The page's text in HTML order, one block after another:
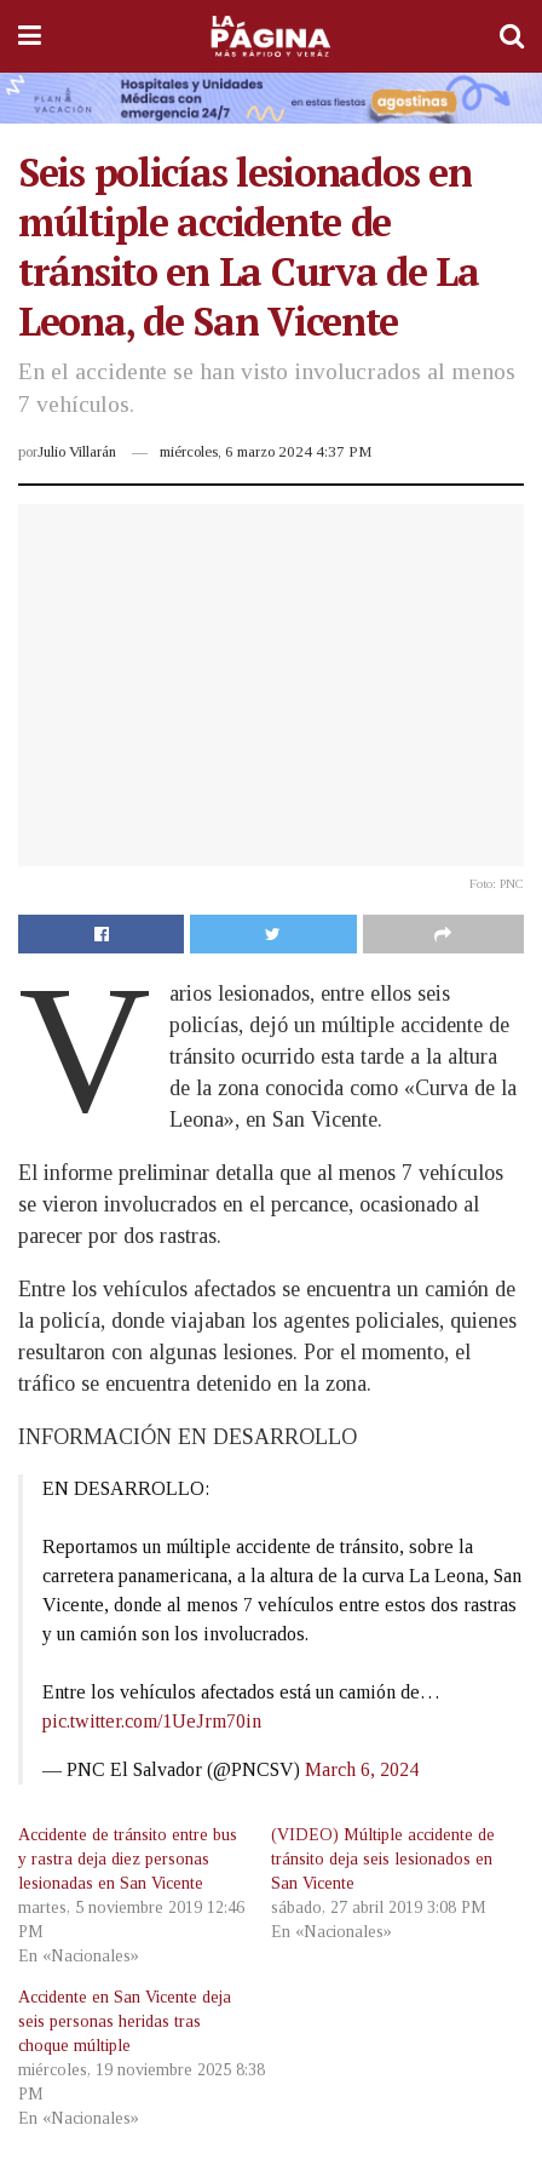
Seis policías lesionados en
múltiple accidente de
tránsito en La Curva de La
Leona, de San Vicente
En el accidente se han visto involucrados al menos
7 vehículos.
porJulio Villarán miércoles, 6 marzo 2024 4:37 PM
Foto: PNC
V
arios lesionados, entre ellos seis
policías, dejó un múltiple accidente de
tránsito ocurrido esta tarde a la altura
de la zona conocida como «Curva de la
Leona», en San Vicente.
El informe preliminar detalla que al menos 7 vehículos
se vieron involucrados en el percance, ocasionado al
parecer por dos rastras.
Entre los vehículos afectados se encuentra un camión de
la policía, donde viajaban los agentes policiales, quienes
resultaron con algunas lesiones. Por el momento, el
tráfico se encuentra detenido en la zona.
INFORMACIÓN EN DESARROLLO
EN DESARROLLO:
Reportamos un múltiple accidente de tránsito, sobre la
carretera panamericana, a la altura de la curva La Leona, San
Vicente, donde al menos 7 vehículos entre estos dos rastras
y un camión son los involucrados.
Entre los vehículos afectados está un camión de…
pic.twitter.com/1UeJrm70in
— PNC El Salvador (@PNCSV) March 6, 2024
Accidente de tránsito entre bus
y rastra deja diez personas
lesionadas en San Vicente
martes, 5 noviembre 2019 12:46
PM
En «Nacionales»
(VIDEO) Múltiple accidente de
tránsito deja seis lesionados en
San Vicente
sábado, 27 abril 2019 3:08 PM
En «Nacionales»
Accidente en San Vicente deja
seis personas heridas tras
choque múltiple
miércoles, 19 noviembre 2025 8:38
PM
En «Nacionales»